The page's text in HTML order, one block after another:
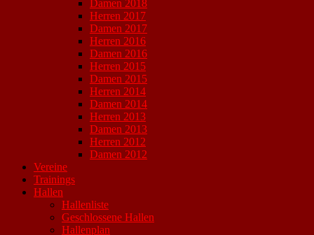
Damen 2018
Herren 2017
Damen 2017
Herren 2016
Damen 2016
Herren 2015
Damen 2015
Herren 2014
Damen 2014
Herren 2013
Damen 2013
Herren 2012
Damen 2012
Vereine
Trainings
Hallen
Hallenliste
Geschlossene Hallen
Hallenplan